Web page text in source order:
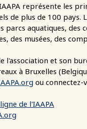
représente les
de plus de 100
parcs aquatiques, des
des musées, des
l'association et son
à Bruxelles
ou connectez-
de l'IAAPA